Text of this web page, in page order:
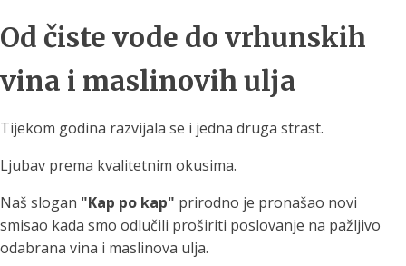
Od čiste vode do vrhunskih
vina i maslinovih ulja
Tijekom godina razvijala se i jedna druga strast.
Ljubav prema kvalitetnim okusima.
Naš slogan "Kap po kap" prirodno je pronašao novi
smisao kada smo odlučili proširiti poslovanje na pažljivo
odabrana vina i maslinova ulja.